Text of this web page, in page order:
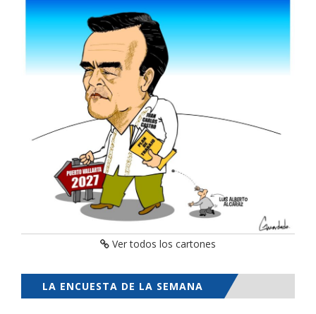
Ver todos los cartones
LA ENCUESTA DE LA SEMANA